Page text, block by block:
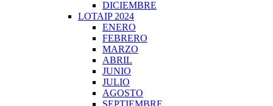
DICIEMBRE
LOTAIP 2024
ENERO
FEBRERO
MARZO
ABRIL
JUNIO
JULIO
AGOSTO
SEPTIEMBRE